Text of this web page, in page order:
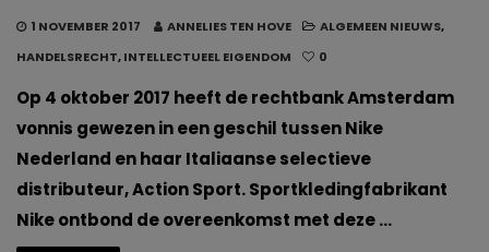
1 NOVEMBER 2017 ANNELIES TEN HOVE ALGEMEEN NIEUWS,
HANDELSRECHT,INTELLECTUEEL EIGENDOM 0
Op 4 oktober 2017 heeft de rechtbank Amsterdam
vonnis gewezen in een geschil tussen Nike
Nederland en haar Italiaanse selectieve
distributeur, Action Sport. Sportkledingfabrikant
Nike ontbond de overeenkomst met deze …